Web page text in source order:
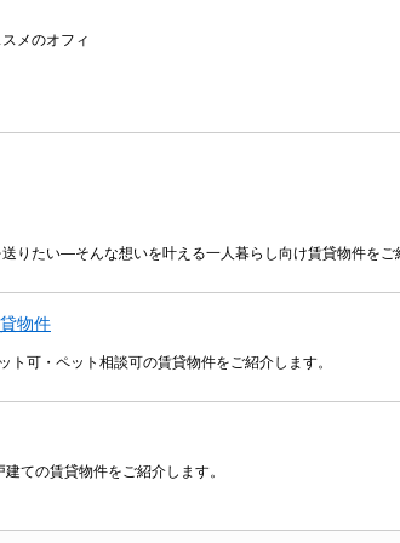
メのオフィ
りたい―そんな想いを叶える一人暮らし向け賃貸物件をご
物件
可・ペット相談可の賃貸物件をご紹介します。
ての賃貸物件をご紹介します。